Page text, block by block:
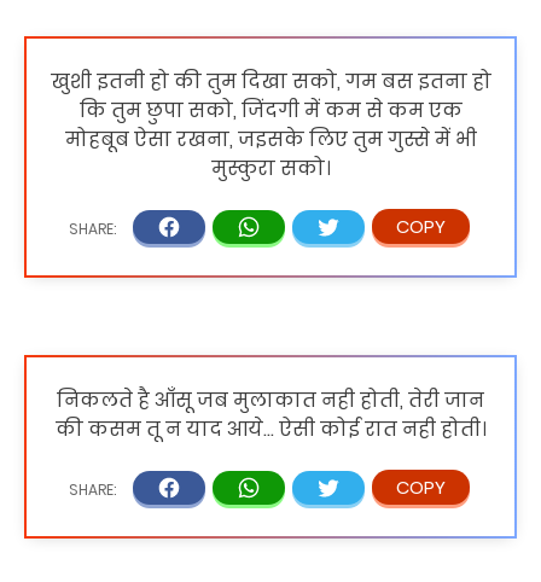
खुशी इतनी हो की तुम दिखा सको, गम बस इतना हो
कि तुम छुपा सको, जिंदगी में कम से कम एक
मोहबूब ऐसा रखना, जइसके लिए तुम गुस्से में भी
मुस्कुरा सको।
निकलते है आँसू जब मुलाकात नही होती, तेरी जान
की कसम तू न याद आये... ऐसी कोई रात नही होती।